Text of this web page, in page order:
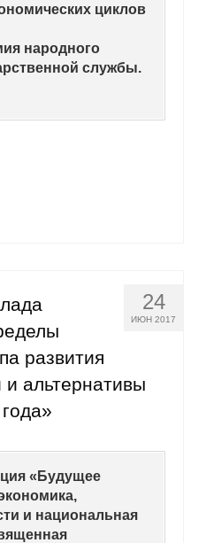
Климатического
циклов
народного
службы.
24
ИЮН 2017
развития
и альтернативы
«Будущее
и национальная